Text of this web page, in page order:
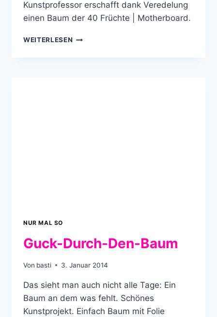
Kunstprofessor erschafft dank Veredelung
einen Baum der 40 Früchte | Motherboard.
WEITERLESEN BAUM
NUR MAL SO
Guck-Durch-Den-Baum
Von basti 3. Januar 2014
Das sieht man auch nicht alle Tage: Ein
Baum an dem was fehlt. Schönes
Kunstprojekt. Einfach Baum mit Folie